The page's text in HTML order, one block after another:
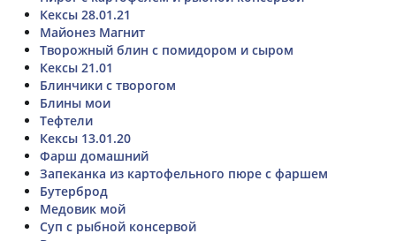
Кексы 28.01.21
Майонез Магнит
Творожный блин с помидором и сыром
Кексы 21.01
Блинчики с творогом
Блины мои
Тефтели
Кексы 13.01.20
Фарш домашний
Запеканка из картофельного пюре с фаршем
Бутерброд
Медовик мой
Суп с рыбной консервой